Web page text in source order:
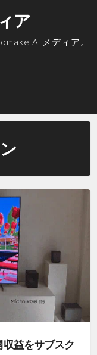
ア
AIメディア。
益をサブスク